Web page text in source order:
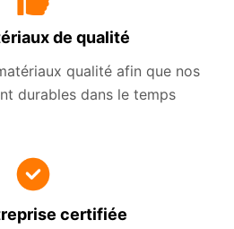
de qualité
qualité afin que nos
durables dans le temps
certifiée